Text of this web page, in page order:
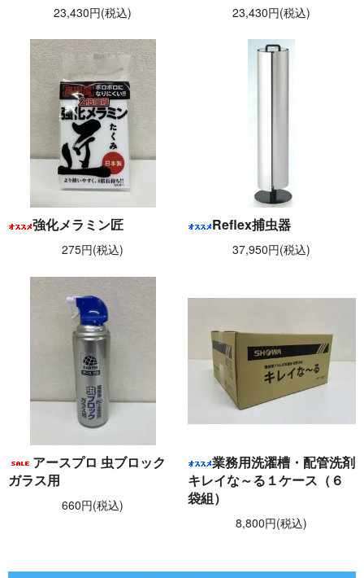
23,430円(税込) 23,430円(税込)
強化メラミン匠
275円(税込)
Reflex捕虫器
37,950円(税込)
アースプロ 虫ブロック
ガラス用
660円(税込)
業務用洗濯槽・配管洗剤
キレイな～る１ケース（６
袋組）
8,800円(税込)